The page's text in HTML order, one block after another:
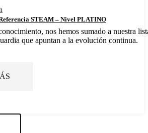
STEAM – Nivel PLATINO
nos hemos sumado a nuestra
que apuntan a la evolución continua.